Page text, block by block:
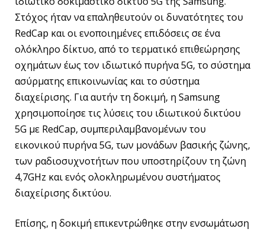
Στόχος ήταν να επαληθευτούν οι δυνατότητες του
RedCap και οι ενοποιημένες επιδόσεις σε ένα
ολόκληρο δίκτυο, από το τερματικό επιθεώρησης
οχημάτων έως τον ιδιωτικό πυρήνα 5G, το σύστημα
ασύρματης επικοινωνίας και το σύστημα
διαχείρισης. Για αυτήν τη δοκιμή, η Samsung
χρησιμοποίησε τις λύσεις του ιδιωτικού δικτύου
5G με RedCap, συμπεριλαμβανομένων του
εικονικού πυρήνα 5G, των μονάδων βασικής ζώνης,
των ραδιοσυχνοτήτων που υποστηρίζουν τη ζώνη
4,7GHz και ενός ολοκληρωμένου συστήματος
διαχείρισης δικτύου.
Επίσης, η δοκιμή επικεντρώθηκε στην ενσωμάτωση